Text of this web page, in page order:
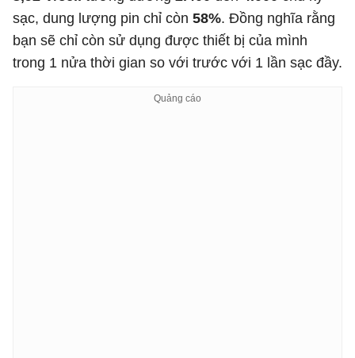
sạc, dung lượng pin chỉ còn 58%. Đồng nghĩa rằng
bạn sẽ chỉ còn sử dụng được thiết bị của mình
trong 1 nửa thời gian so với trước với 1 lần sạc đầy.